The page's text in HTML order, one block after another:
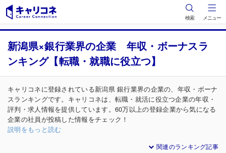
検索 メニュー
新潟県×銀行業界の企業 年収・ボーナスラ
ンキング【転職・就職に役立つ】
キャリコネに登録されている新潟県 銀行業界の企業の、年収・ボーナ
スランキングです。キャリコネは、転職・就活に役立つ企業の年収・
評判・求人情報を提供しています。60万以上の登録企業から気になる
企業の社員が投稿した情報をチェック！
説明をもっと読む
関連のランキング記事